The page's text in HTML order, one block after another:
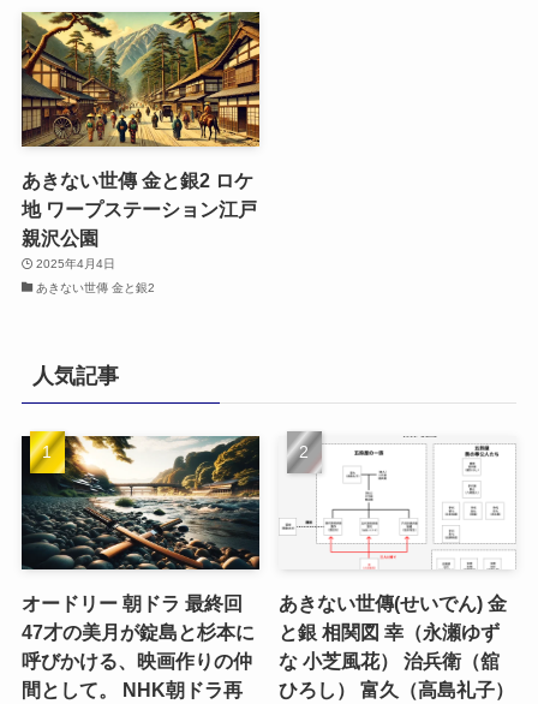
あきない世傳 金と銀2 ロケ
地 ワープステーション江戸
親沢公園
2025年4月4日
あきない世傳 金と銀2
人気記事
オードリー 朝ドラ 最終回
47才の美月が錠島と杉本に
呼びかける、映画作りの仲
間として。 NHK朝ドラ再
あきない世傳(せいでん) 金
と銀 相関図 幸（永瀬ゆず
な 小芝風花） 治兵衛（舘
ひろし） 富久（高島礼子）